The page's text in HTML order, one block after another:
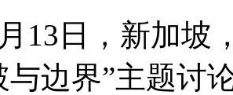
13日，新加坡
与边界”主题讨